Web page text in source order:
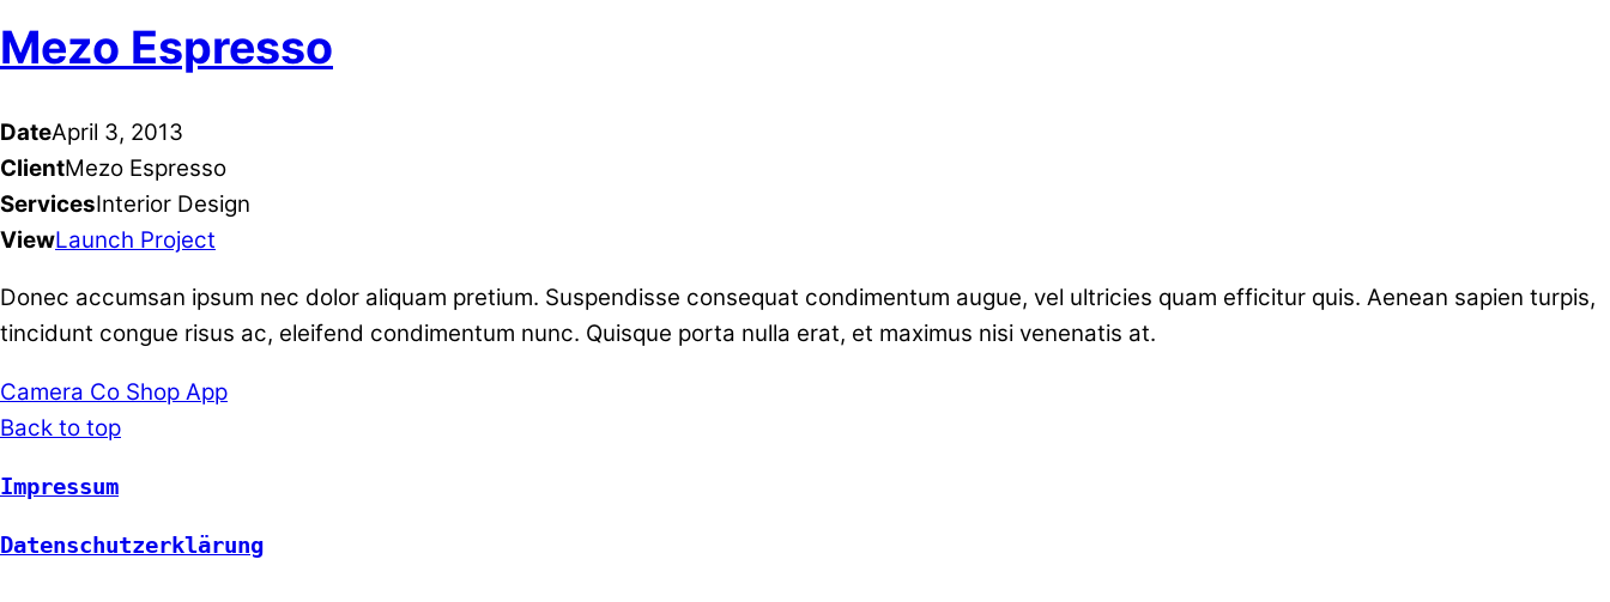
Mezo Espresso
DateApril 3, 2013
ClientMezo Espresso
ServicesInterior Design
ViewLaunch Project
Donec accumsan ipsum nec dolor aliquam pretium. Suspendisse consequat condimentum augue, vel ultricies quam efficitur quis. Aenean sapien turpis,
tincidunt congue risus ac, eleifend condimentum nunc. Quisque porta nulla erat, et maximus nisi venenatis at.
Camera Co Shop App
Back to top
Impressum
Datenschutzerklärung